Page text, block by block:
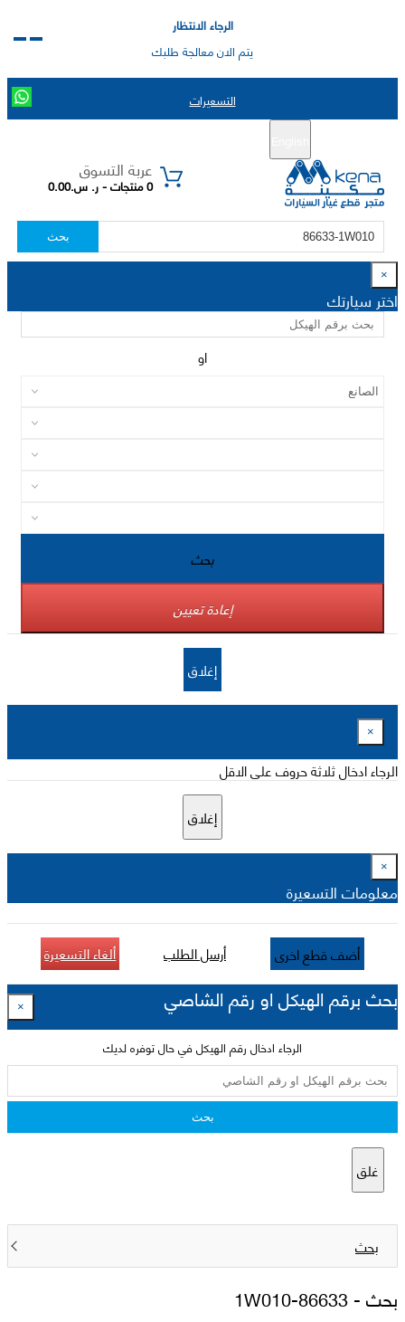
الرجاء الانتظار
يتم الان معالجة طلبك
التسعيرات
عربة التسوق
0 منتجات - ر. س.0.00
بحث
×
اختر سيارتك
او
بحث
إعادة تعيين
إغلاق
×
الرجاء ادخال ثلاثة حروف على الاقل
إغلاق
×
معلومات التسعيرة
أضف قطع اخرى أرسل الطلب ألغاء التسعيرة
بحث برقم الهيكل او رقم الشاصي ×
الرجاء ادخال رقم الهيكل في حال توفره لديك
بحث
غلق
بحث
بحث -86633-1W010